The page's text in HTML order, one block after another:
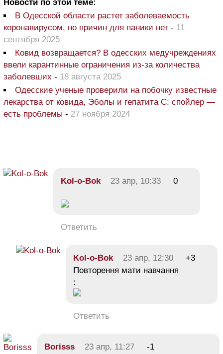
Новости по этой теме:
В Одесской области растет заболеваемость
коронавирусом, но причин для паники нет - 11
сентября 2025
Ковид возвращается? В одесских медучреждениях
ввели карантинные ограничения из-за количества
заболевших - 18 августа 2025
Одесские ученые проверили на побочку известные
лекарства от ковида, Эболы и гепатита С: спойлер —
есть проблемы - 27 ноября 2024
Kol-o-Bok 23 апр, 10:33 0
Ответить
Kol-o-Bok 23 апр, 12:30
+3
Повторення мати навчання
:
Ответить
Borisss 23 апр, 11:27
-1